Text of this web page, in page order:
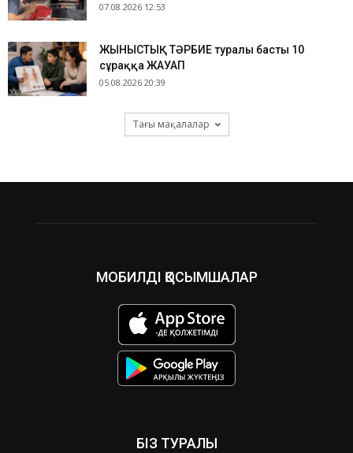
07.08.2026 12:53
ЖЫНЫСТЫҚ ТӘРБИЕ туралы басты 10
сұраққа ЖАУАП
05.08.2026 20:39
Тағы мақалалар
МОБИЛДІ ҚОСЫМШАЛАР
БІЗ ТУРАЛЫ